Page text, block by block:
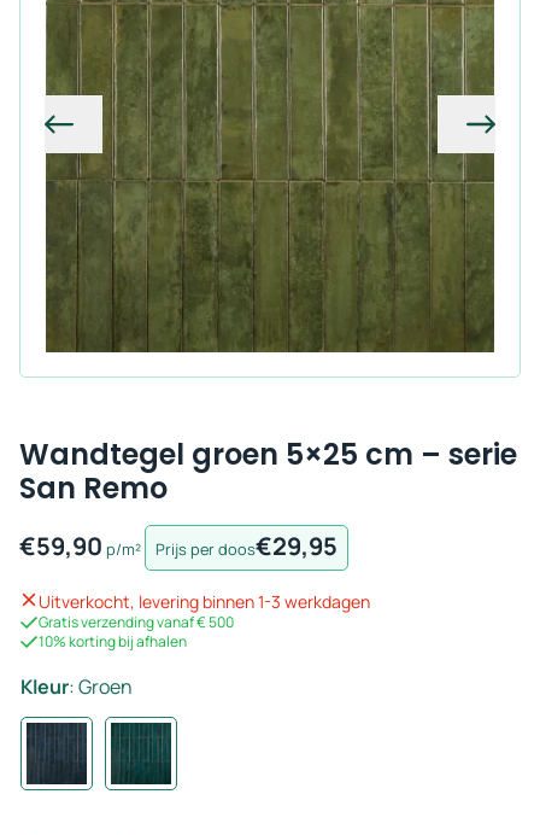
Vorige
Wandtegel groen 5×25 cm – serie
San Remo
€59,90 p/m² Prijs per doos€29,95
Uitverkocht, levering binnen 1-3 werkdagen
Gratis verzending vanaf € 500
10% korting bij afhalen
Kleur:Groen